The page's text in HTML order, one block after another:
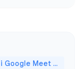
Varför deltagare inte kan spela in i Google Meet som standard